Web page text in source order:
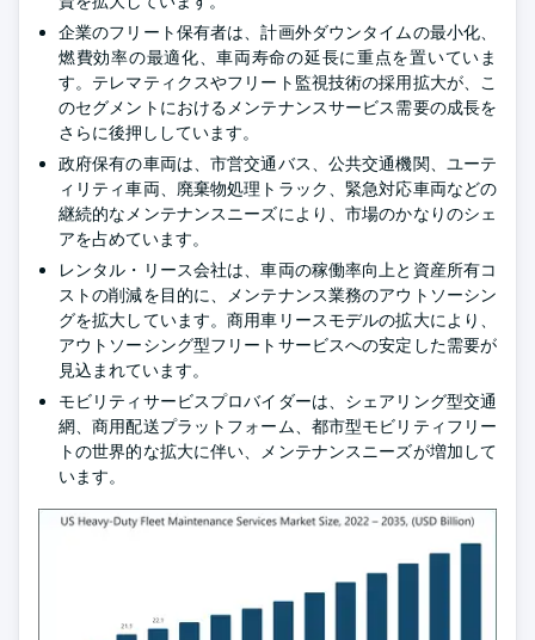
企業のフリート保有者は、計画外ダウンタイムの最小化、
燃費効率の最適化、車両寿命の延長に重点を置いていま
す。テレマティクスやフリート監視技術の採用拡大が、こ
のセグメントにおけるメンテナンスサービス需要の成長を
さらに後押ししています。
政府保有の車両は、市営交通バス、公共交通機関、ユーテ
ィリティ車両、廃棄物処理トラック、緊急対応車両などの
継続的なメンテナンスニーズにより、市場のかなりのシェ
アを占めています。
レンタル・リース会社は、車両の稼働率向上と資産所有コ
ストの削減を目的に、メンテナンス業務のアウトソーシン
グを拡大しています。商用車リースモデルの拡大により、
アウトソーシング型フリートサービスへの安定した需要が
見込まれています。
モビリティサービスプロバイダーは、シェアリング型交通
網、商用配送プラットフォーム、都市型モビリティフリー
トの世界的な拡大に伴い、メンテナンスニーズが増加して
います。